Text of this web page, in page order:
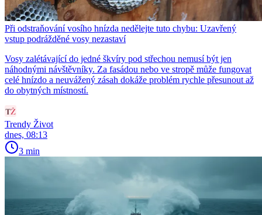
Při odstraňování vosího hnízda nedělejte tuto chybu: Uzavřený
vstup podrážděné vosy nezastaví
Vosy zalétávající do jedné škvíry pod střechou nemusí být jen
náhodnými návštěvníky. Za fasádou nebo ve stropě může fungovat
celé hnízdo a neuvážený zásah dokáže problém rychle přesunout až
do obytných místností.
Trendy Život
dnes, 08:13
3 min